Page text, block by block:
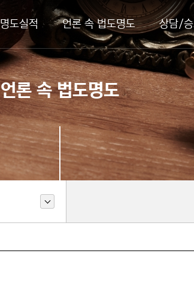
명도실적 언론 속 법도명도 상담/
언론 속 법도명도